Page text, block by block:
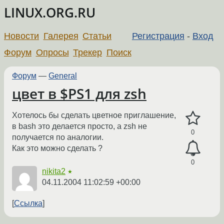
LINUX.ORG.RU
Регистрация - Вход
Новости Галерея Статьи
Форум Опросы Трекер Поиск
Форум — General
цвет в $PS1 для zsh
0
0
Хотелось бы сделать цветное приглашение,
в bash это делается просто, а zsh не
получается по аналогии.
Как это можно сделать ?
nikita2 ★
04.11.2004 11:02:59 +00:00
Ссылка